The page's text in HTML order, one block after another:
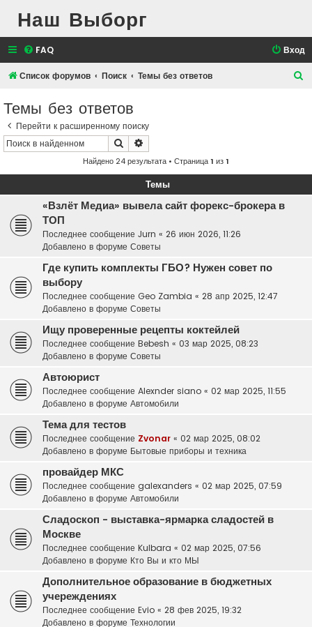
Наш Выборг
FAQ Вход
Список форумов Поиск Темы без ответов
Темы без ответов
Перейти к расширенному поиску
Поиск
Найдено 24 результата • Страница1 из1
Темы
«Взлёт Медиа» вывела сайт форекс-брокера в
ТОП
Последнее сообщение Jurn « 26 июн 2026, 11:26
Добавлено в форуме Советы
Где купить комплекты ГБО? Нужен совет по
выбору
Последнее сообщение Geo Zambia « 28 апр 2025, 12:47
Добавлено в форуме Советы
Ищу проверенные рецепты коктейлей
Последнее сообщение Bebesh « 03 мар 2025, 08:23
Добавлено в форуме Советы
Автоюрист
Последнее сообщение Alexnder siano « 02 мар 2025, 11:55
Добавлено в форуме Автомобили
Тема для тестов
Последнее сообщение Zvonar « 02 мар 2025, 08:02
Добавлено в форуме Бытовые приборы и техника
провайдер МКС
Последнее сообщение galexanders « 02 мар 2025, 07:59
Добавлено в форуме Автомобили
Сладоскоп - выставка-ярмарка сладостей в
Москве
Последнее сообщение Kulbara « 02 мар 2025, 07:56
Добавлено в форуме Кто Вы и кто МЫ
Дополнительное образование в бюджетных
учереждениях
Последнее сообщение Evio « 28 фев 2025, 19:32
Добавлено в форуме Технологии